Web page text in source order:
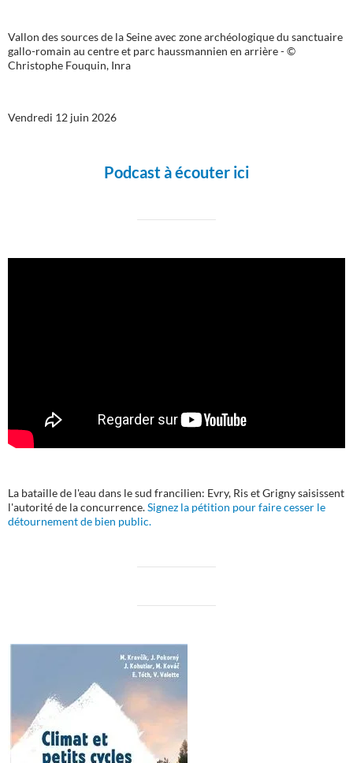
Vallon des sources de la Seine avec zone archéologique du sanctuaire
gallo-romain au centre et parc haussmannien en arrière - ©
Christophe Fouquin, Inra
Vendredi 12 juin 2026
Podcast à écouter ici
La bataille de l'eau dans le sud francilien: Evry, Ris et Grigny saisissent
l'autorité de la concurrence.Signez la pétition pour faire cesser le
détournement de bien public.